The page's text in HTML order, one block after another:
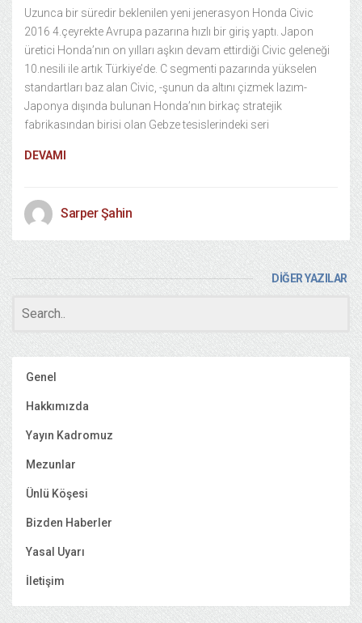
Uzunca bir süredir beklenilen yeni jenerasyon Honda Civic
2016 4.çeyrekte Avrupa pazarına hızlı bir giriş yaptı. Japon
üretici Honda’nın on yılları aşkın devam ettirdiği Civic geleneği
10.nesili ile artık Türkiye’de. C segmenti pazarında yükselen
standartları baz alan Civic, -şunun da altını çizmek lazım-
Japonya dışında bulunan Honda’nın birkaç stratejik
fabrikasından birisi olan Gebze tesislerindeki seri
DEVAMI
Sarper Şahin
DİĞER YAZILAR
Genel
Hakkımızda
Yayın Kadromuz
Mezunlar
Ünlü Köşesi
Bizden Haberler
Yasal Uyarı
İletişim